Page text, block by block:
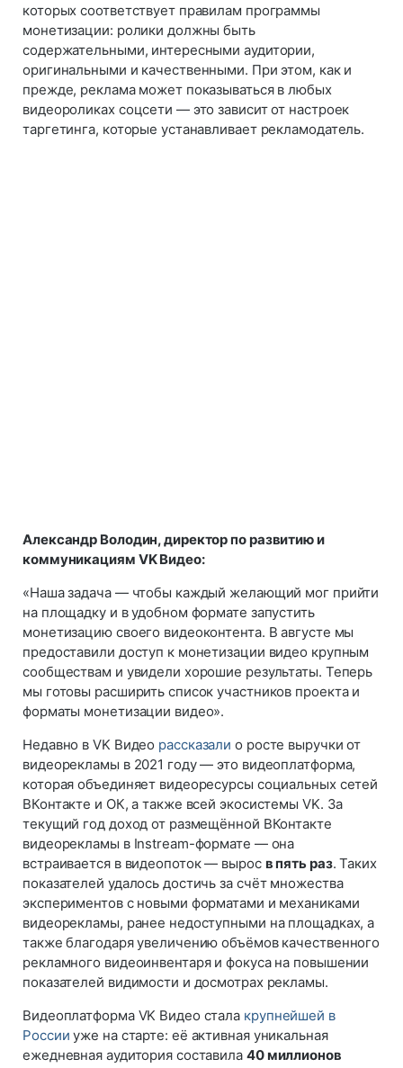
которых соответствует правилам программы
монетизации: ролики должны быть
содержательными, интересными аудитории,
оригинальными и качественными. При этом, как и
прежде, реклама может показываться в любых
видеороликах соцсети — это зависит от настроек
таргетинга, которые устанавливает рекламодатель.
Александр Володин, директор по развитию и
коммуникациям VK Видео:
«Наша задача — чтобы каждый желающий мог прийти
на площадку и в удобном формате запустить
монетизацию своего видеоконтента. В августе мы
предоставили доступ к монетизации видео крупным
сообществам и увидели хорошие результаты. Теперь
мы готовы расширить список участников проекта и
форматы монетизации видео».
Недавно в VK Видео рассказали о росте выручки от
видеорекламы в 2021 году — это видеоплатформа,
которая объединяет видеоресурсы социальных сетей
ВКонтакте и ОК, а также всей экосистемы VK. За
текущий год доход от размещённой ВКонтакте
видеорекламы в Instream-формате — она
встраивается в видеопоток — вырос в пять раз. Таких
показателей удалось достичь за счёт множества
экспериментов с новыми форматами и механиками
видеорекламы, ранее недоступными на площадках, а
также благодаря увеличению объёмов качественного
рекламного видеоинвентаря и фокуса на повышении
показателей видимости и досмотрах рекламы.
Видеоплатформа VK Видео стала крупнейшей в
России уже на старте: её активная уникальная
ежедневная аудитория составила 40 миллионов